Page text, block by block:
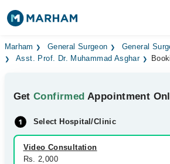
Find Doctors Hospitals
Medicines Labs
Health Hub
Forum
Marham General Surgeon
General
Asst. Prof. Dr. Muhammad Asghar
GetConfirmed Appointment
Select Hospital/Clinic
Video Consultation
Rs. 2,000